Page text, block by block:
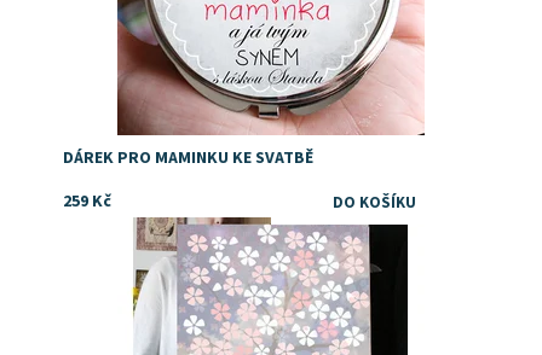
DÁREK PRO MAMINKU KE SVATBĚ
259 Kč
Dostupnost:
Skladem